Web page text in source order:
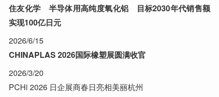
住友化学 半导体用高纯度氧化铝 目标2030年代销售额
实现100亿日元
2026/6/15
CHINAPLAS 2026国际橡塑展圆满收官
2026/3/20
PCHi 2026 日企展商春日亮相美丽杭州